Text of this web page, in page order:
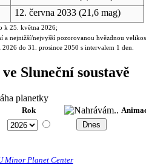
12. června 2033(21,6 mag)
k 25. května 2026;
a nejnižší/nejvyšší pozorovanou hvězdnou
do 31. prosince 2050 s intervalem 1 den.
Sluneční soustavě
Rok
Minor Planet Center